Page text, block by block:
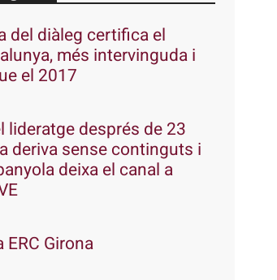
del diàleg certifica el
més intervinguda i
el 2017
lideratge després de 23
deriva sense continguts i
deixa el canal a
Girona